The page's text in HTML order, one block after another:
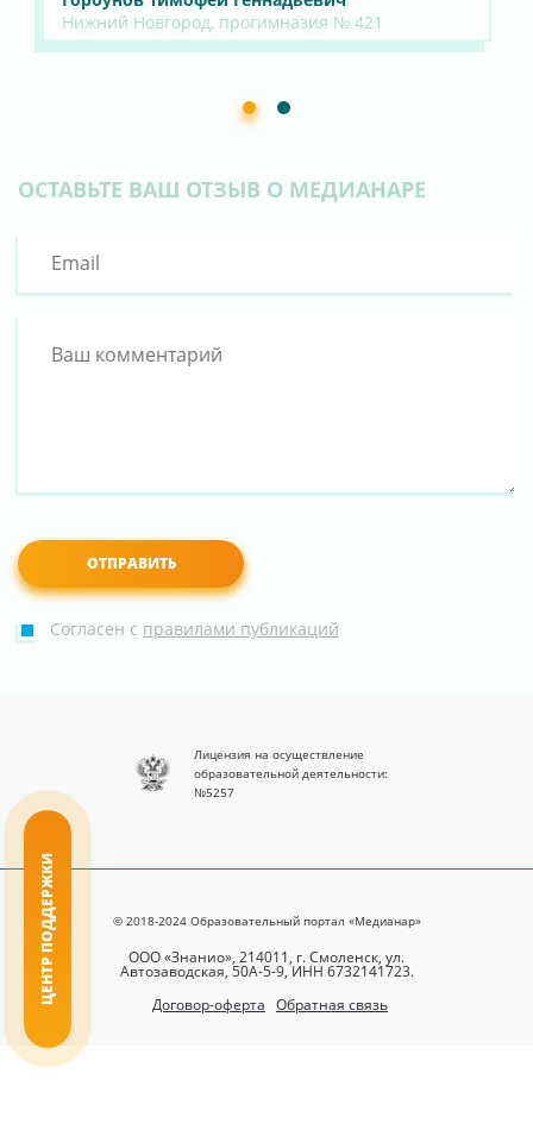
Нижний Новгород, прогимназия № 421
ОСТАВЬТЕ ВАШ ОТЗЫВ О МЕДИАНАРЕ
Согласен с правилами публикаций
Лицензия на осуществление
образовательной деятельности:
№5257
© 2018-2024 Образовательный портал «Медианар»
ООО «Знанио», 214011, г. Смоленск, ул.
Автозаводская, 50А-5-9, ИНН 6732141723.
Договор-оферта Обратная связь
ЦЕНТР ПОДДЕРЖКИ